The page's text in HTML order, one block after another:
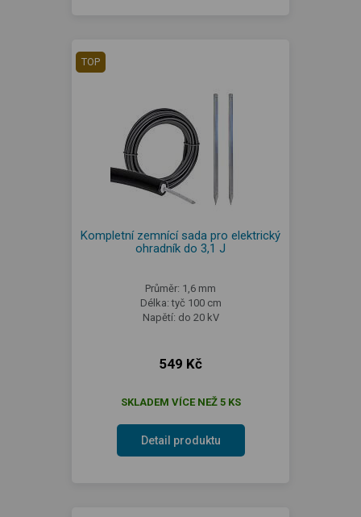
TOP
Kompletní zemnící sada pro elektrický
ohradník do 3,1 J
Průměr: 1,6 mm
Délka: tyč 100 cm
Napětí: do 20 kV
549 Kč
SKLADEM VÍCE NEŽ 5 KS
Detail produktu